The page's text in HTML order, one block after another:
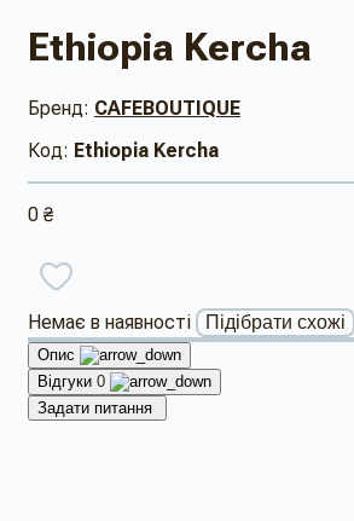
Ethiopia Kercha
Бренд: CAFEBOUTIQUE
Код: Ethiopia Kercha
0 ₴
Немає в наявності Підібрати схожі
Опис
Відгуки 0
Задати питання